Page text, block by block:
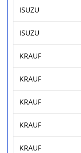
ISUZU
ISUZU
KRAUF
KRAUF
KRAUF
KRAUF
KRAUF